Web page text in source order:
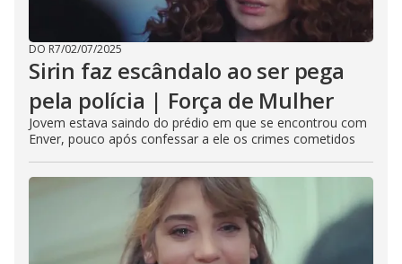
DO R7/02/07/2025
Sirin faz escândalo ao ser pega
pela polícia | Força de Mulher
Jovem estava saindo do prédio em que se encontrou com
Enver, pouco após confessar a ele os crimes cometidos